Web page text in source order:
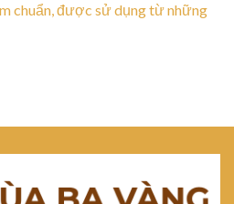
chuẩn, được sử dụng từ những